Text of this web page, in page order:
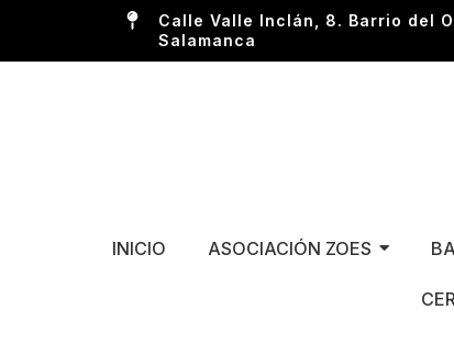
Calle Valle Inclán, 8. Barrio del
Salamanca
INICIO ASOCIACIÓN ZOES